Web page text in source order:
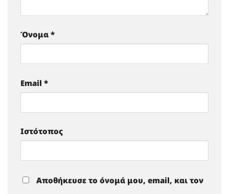
Όνομα *
Email *
Ιστότοπος
Αποθήκευσε το όνομά μου, email, και τον